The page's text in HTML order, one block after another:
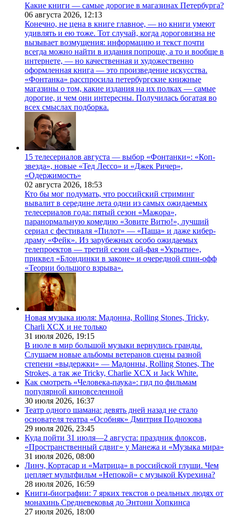
Какие книги — самые дорогие в магазинах Петербурга?
06 августа 2026, 12:13
Конечно, не цена в книге главное, — но книги умеют
удивлять и ею тоже. Тот случай, когда дороговизна не
вызывает возмущения: информацию и текст почти
всегда можно найти в издания попроще, а то и вообще в
интернете, — но качественная и художественно
оформленная книга — это произведение искусства.
«Фонтанка» расспросила петербургские книжные
магазины о том, какие издания на их полках — самые
дорогие, и чем они интересны. Получилась богатая во
всех смыслах подборка.
15 телесериалов августа — выбор «Фонтанки»: «Коп-
звезда», новые «Тед Лессо» и «Джек Ричер»,
«Одержимость»
02 августа 2026, 18:53
Кто бы мог подумать, что российский стриминг
вывалит в середине лета одни из самых ожидаемых
телесериалов года: пятый сезон «Мажора»,
паранормальную комедию «Зовите Витю!», лучший
сериал с фестиваля «Пилот» — «Паша» и даже кибер-
драму «Фейк». Из зарубежных особо ожидаемых
телепроектов — третий сезон сай-фая «Укрытие»,
приквел «Блондинки в законе» и очередной спин-офф
«Теории большого взрыва».
Новая музыка июля: Мадонна, Rolling Stones, Tricky,
Charli XCX и не только
31 июля 2026, 19:15
В июле в мир большой музыки вернулись гранды.
Слушаем новые альбомы ветеранов сцены разной
степени «выдержки» — Мадонны, Rolling Stones, The
Strokes, а так же Tricky, Charlie XCX и Jack White.
Как смотреть «Человека-паука»: гид по фильмам
популярной киновселенной
30 июля 2026, 16:37
Театр одного шамана: девять дней назад не стало
основателя театра «Особняк» Дмитрия Поднозова
29 июля 2026, 23:45
Куда пойти 31 июля—2 августа: праздник флоксов,
«Пространственный сдвиг» у Манежа и «Музыка мира»
31 июля 2026, 08:00
Линч, Кортасар и «Матрица» в российской глуши. Чем
цепляет мультфильм «Непокой» с музыкой Курехина?
28 июля 2026, 16:59
Книги-биографии: 7 ярких текстов о реальных людях от
монахинь Средневековья до Энтони Хопкинса
27 июля 2026, 18:00